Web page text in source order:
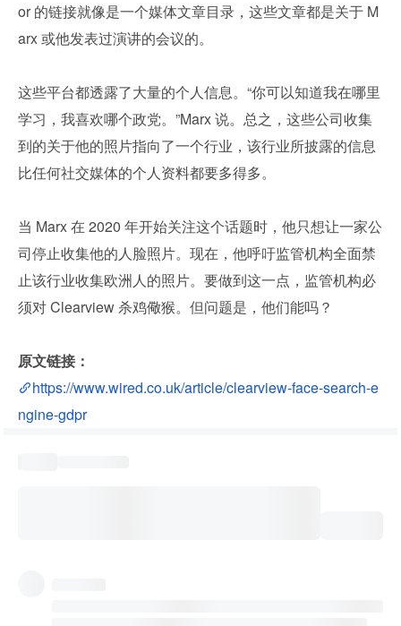
or 的链接就像是一个媒体文章目录，这些文章都是关于 M
arx 或他发表过演讲的会议的。
这些平台都透露了大量的个人信息。“你可以知道我在哪里
学习，我喜欢哪个政党。”Marx 说。总之，这些公司收集
到的关于他的照片指向了一个行业，该行业所披露的信息
比任何社交媒体的个人资料都要多得多。
当 Marx 在 2020 年开始关注这个话题时，他只想让一家公
司停止收集他的人脸照片。现在，他呼吁监管机构全面禁
止该行业收集欧洲人的照片。要做到这一点，监管机构必
须对 Clearview 杀鸡儆猴。但问题是，他们能吗？
原文链接：
https://www.wired.co.uk/article/clearview-face-search-e
ngine-gdpr